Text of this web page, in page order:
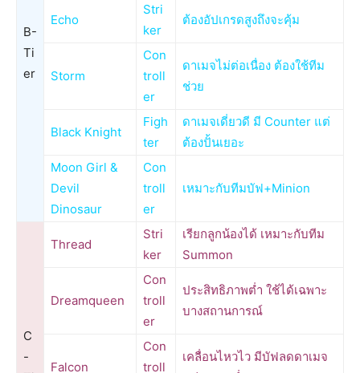
B-
Ti
er
Echo
Stri
ker
ต้องอัปเกรดสูงถึงจะคุ้ม
Storm
Con
troll
er
ดาเมจไม่ต่อเนื่อง ต้องใช้ทีม
ช่วย
Black Knight
Figh
ter
ดาเมจเดี่ยวดี มี Counter แต่
ต้องปั้นเยอะ
Moon Girl &
Devil
Dinosaur
Con
troll
er
เหมาะกับทีมบัฟ+Minion
C
-
Thread
Stri
ker
เรียกลูกน้องได้ เหมาะกับทีม
Summon
Dreamqueen
Con
troll
er
ประสิทธิภาพต่ำ ใช้ได้เฉพาะ
บางสถานการณ์
Falcon
Con
troll
เคลื่อนไหวไว มีบัฟลดดาเมจ